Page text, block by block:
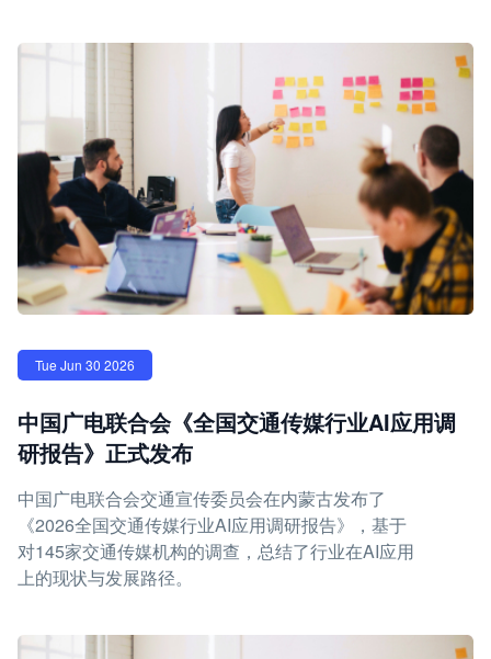
Tue Jun 30 2026
中国广电联合会《全国交通传媒行业AI应用调
研报告》正式发布
中国广电联合会交通宣传委员会在内蒙古发布了
《2026全国交通传媒行业AI应用调研报告》，基于
对145家交通传媒机构的调查，总结了行业在AI应用
上的现状与发展路径。